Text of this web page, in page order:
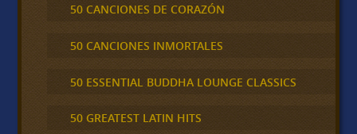
50 CANCIONES DE CORAZÓN
50 CANCIONES INMORTALES
50 ESSENTIAL BUDDHA LOUNGE CLASSICS
50 GREATEST LATIN HITS